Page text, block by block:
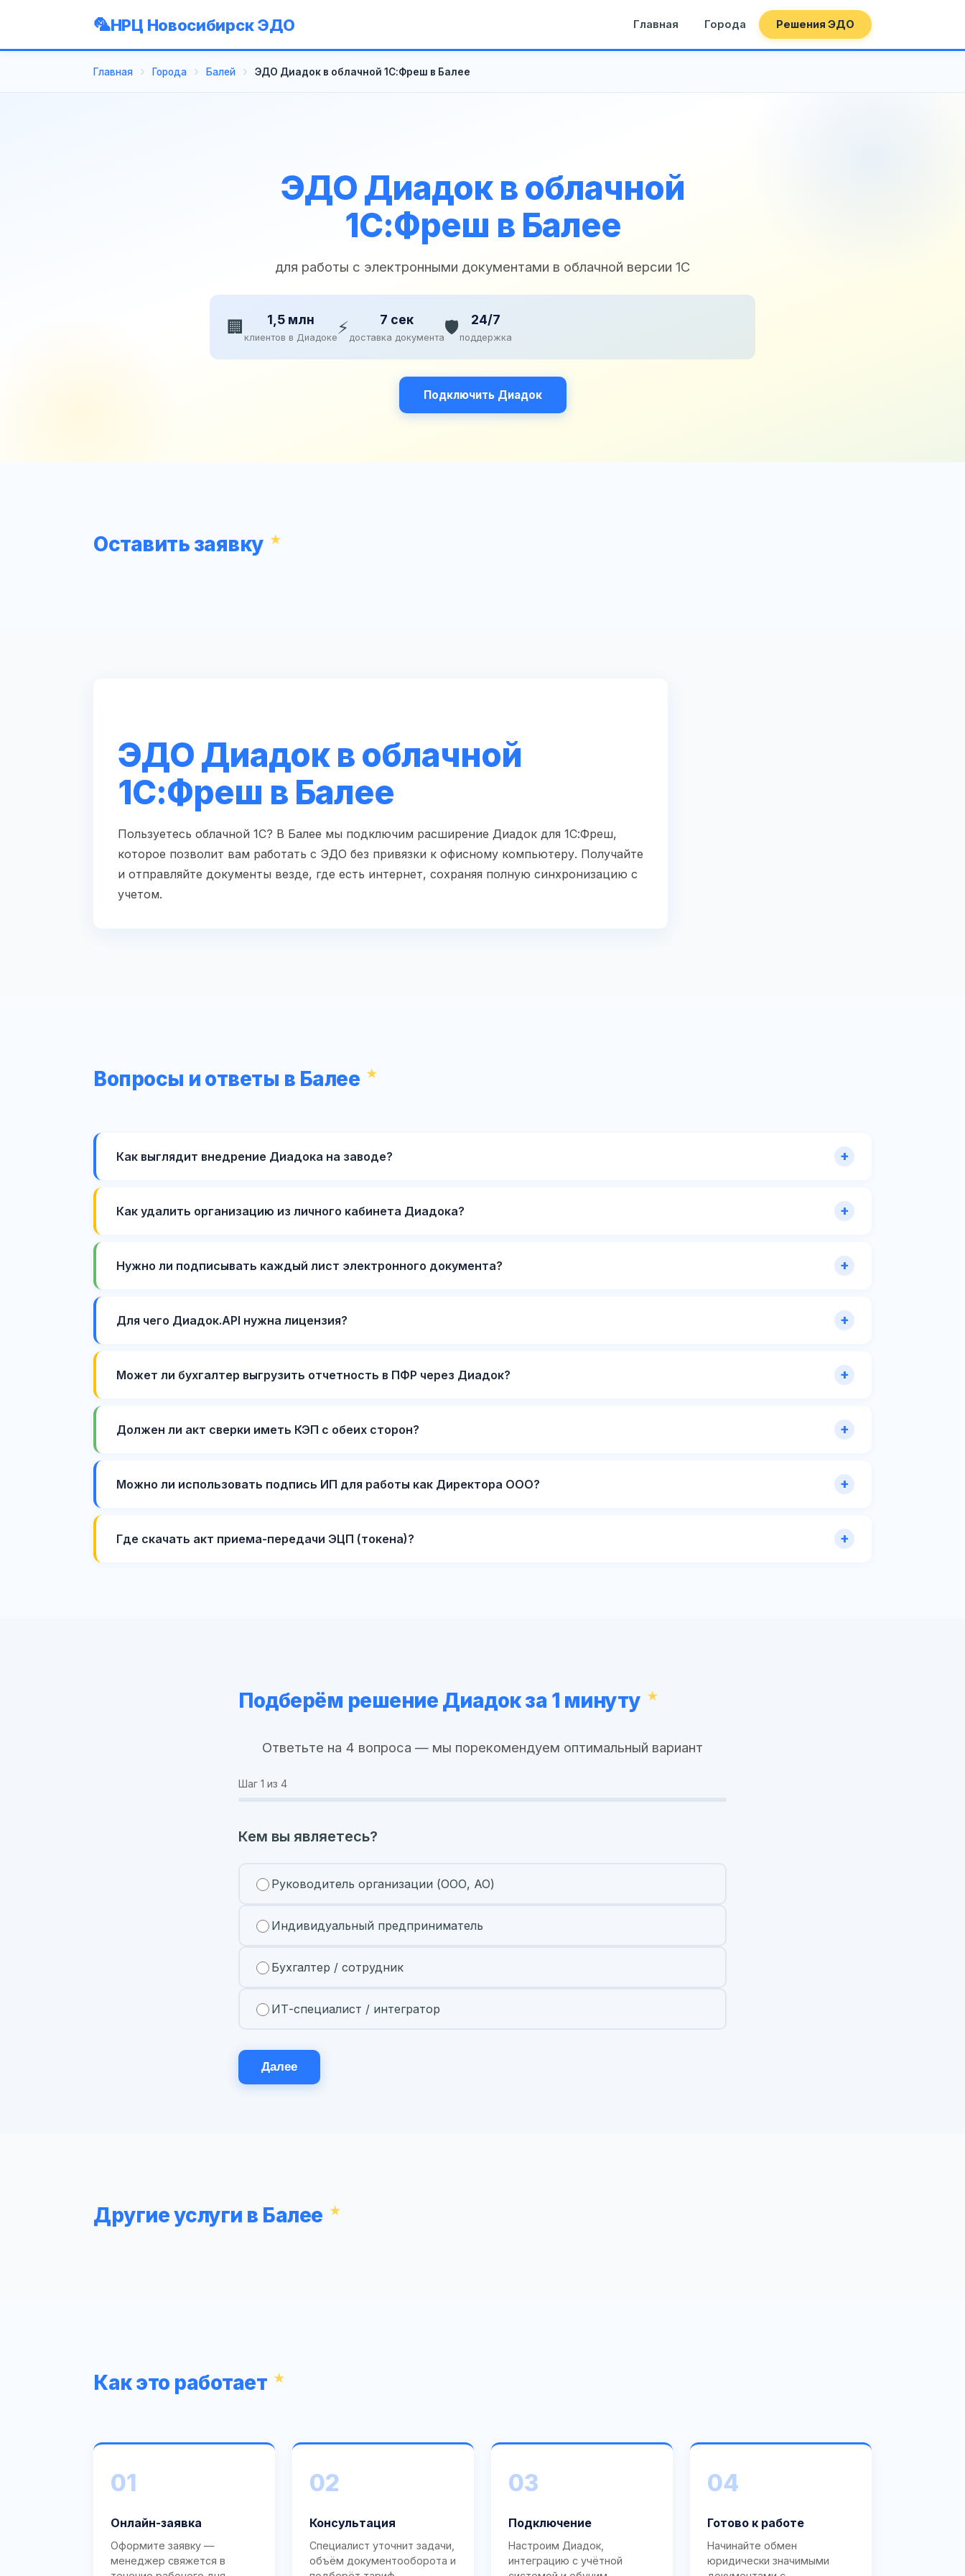
НРЦ Новосибирск ЭДО Главная Города Решения ЭДО
Главная Города Балей ЭДО Диадок в облачной 1С:Фреш в Балее
ЭДО Диадок в облачной
1С:Фреш в Балее
для работы с электронными документами в облачной версии 1С
🏢 1,5 млн
клиентов в Диадоке ⚡ 7 сек
доставка документа🛡️ 24/7
поддержка
Подключить Диадок
Оставить заявку
ЭДО Диадок в облачной
1С:Фреш в Балее
Пользуетесь облачной 1С? В Балее мы подключим расширение Диадок для 1С:Фреш,
которое позволит вам работать с ЭДО без привязки к офисному компьютеру. Получайте
и отправляйте документы везде, где есть интернет, сохраняя полную синхронизацию с
учетом.
Вопросы и ответы в Балее
Как выглядит внедрение Диадока на заводе?
Как удалить организацию из личного кабинета Диадока?
Нужно ли подписывать каждый лист электронного документа?
Для чего Диадок.API нужна лицензия?
Может ли бухгалтер выгрузить отчетность в ПФР через Диадок?
Должен ли акт сверки иметь КЭП с обеих сторон?
Можно ли использовать подпись ИП для работы как Директора ООО?
Где скачать акт приема-передачи ЭЦП (токена)?
Подберём решение Диадок за 1 минуту
Ответьте на 4 вопроса — мы порекомендуем оптимальный вариант
Шаг 1 из 4
Кем вы являетесь?
Руководитель организации (ООО, АО)
Индивидуальный предприниматель
Бухгалтер / сотрудник
ИТ-специалист / интегратор
Далее
Другие услуги в Балее
Как это работает
01
Онлайн-заявка
Оформите заявку —
менеджер свяжется в
02
Консультация
Специалист уточнит задачи,
объём документооборота и
03
Подключение
Настроим Диадок,
интеграцию с учётной
04
Готово к работе
Начинайте обмен
юридически значимыми